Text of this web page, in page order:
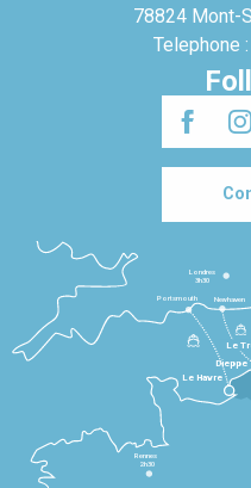
78824 Mont-
Telephone
Le Havre
Dieppe
Le
Rennes
2h30
Londres
3h30
Newhaven
Portsmouth